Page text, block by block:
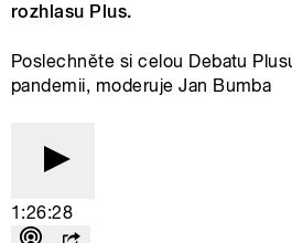
rozhlasu Plus.
Poslechněte si celou Debatu
pandemii, moderuje Jan Bumba
1:26:28